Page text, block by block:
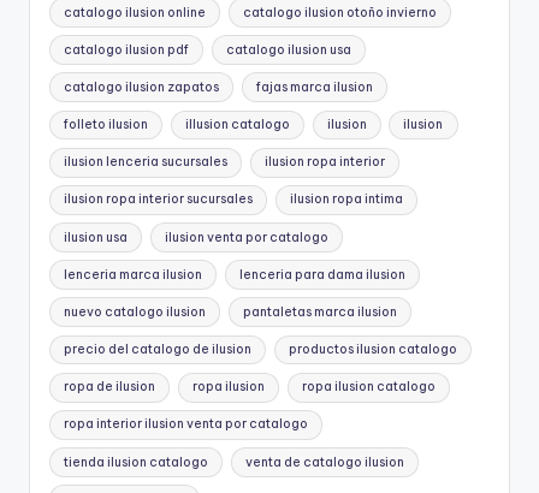
catalogo ilusion online catalogo ilusion otoño invierno
catalogo ilusion pdf catalogo ilusion usa
catalogo ilusion zapatos fajas marca ilusion
folleto ilusion illusion catalogo ilusion ilusion
ilusion lenceria sucursales ilusion ropa interior
ilusion ropa interior sucursales ilusion ropa intima
ilusion usa ilusion venta por catalogo
lenceria marca ilusion lenceria para dama ilusion
nuevo catalogo ilusion pantaletas marca ilusion
precio del catalogo de ilusion productos ilusion catalogo
ropa de ilusion ropa ilusion ropa ilusion catalogo
ropa interior ilusion venta por catalogo
tienda ilusion catalogo venta de catalogo ilusion